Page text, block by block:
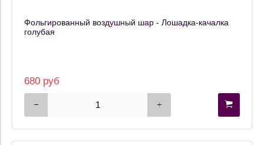
Фольгированный воздушный шар - Лошадка-качалка
голубая
680 руб